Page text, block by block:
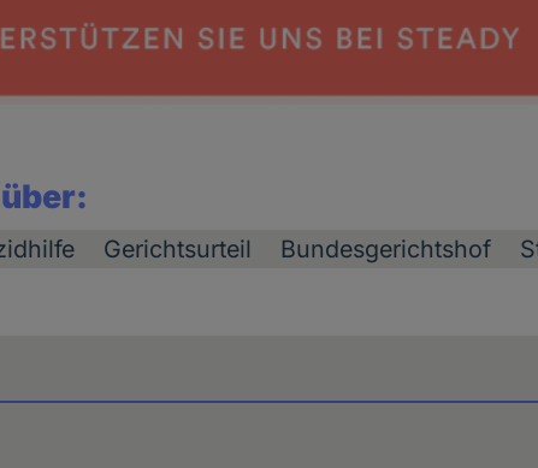
Gerichtsurteil Bundesgerichtshof